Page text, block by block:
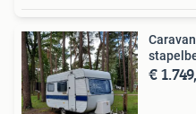
€